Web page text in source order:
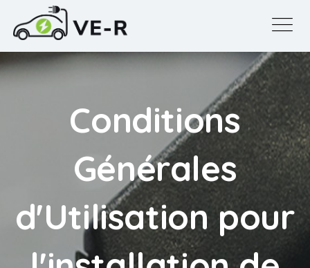
Conditions
Générales
d'Utilisation pour